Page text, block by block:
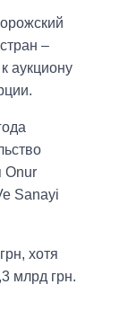
–
аукциону
Onur
Sanayi
хотя
млрд грн.